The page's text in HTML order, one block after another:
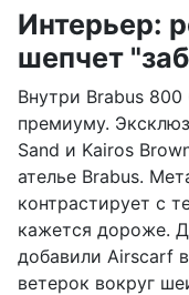
Интерьер:
шепчет
Внутри Brabus
премиуму.
Sand и Kairos
ателье Brabus.
контрастирует с
кажется дороже.
добавили Airscarf
ветерок вокруг